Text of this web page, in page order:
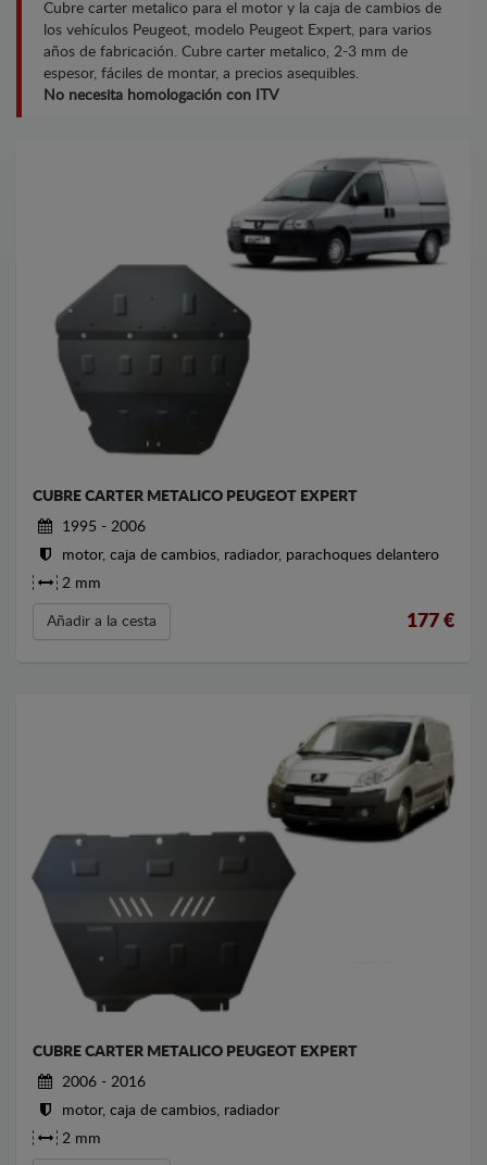
Cubre carter metalico para el motor y la caja de cambios de
los vehículos Peugeot, modelo Peugeot Expert, para varios
años de fabricación. Cubre carter metalico, 2-3 mm de
espesor, fáciles de montar, a precios asequibles.
No necesita homologación con ITV
CUBRE CARTER METALICO PEUGEOT EXPERT
1995 - 2006
motor, caja de cambios, radiador, parachoques delantero
2 mm
Añadir a la cesta 177 €
CUBRE CARTER METALICO PEUGEOT EXPERT
2006 - 2016
motor, caja de cambios, radiador
2 mm